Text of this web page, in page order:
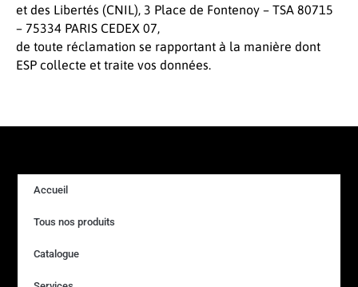
et des Libertés (CNIL), 3 Place de Fontenoy – TSA 80715
– 75334 PARIS CEDEX 07,
de toute réclamation se rapportant à la manière dont
ESP collecte et traite vos données.
Accueil
Tous nos produits
Catalogue